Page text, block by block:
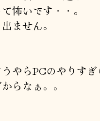
怖いです・・。
ません。
やらPCのやりす
らなぁ。。